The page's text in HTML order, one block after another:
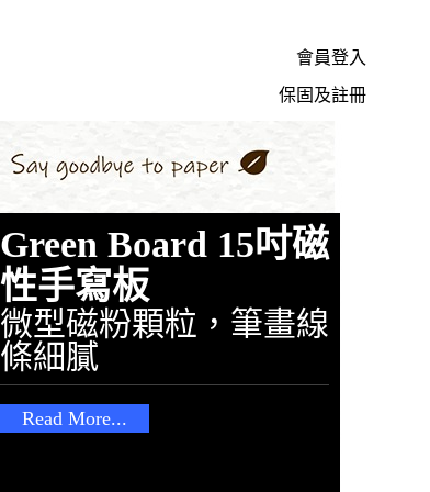
會員登入
保固及註冊
Green Board 15吋磁
性手寫板
微型磁粉顆粒，筆畫線
條細膩
Read More...